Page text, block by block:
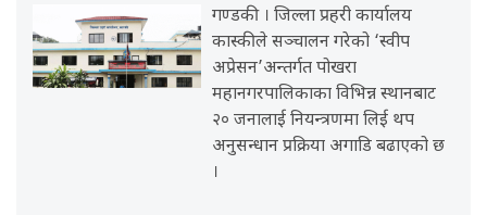
गण्डकी । जिल्ला प्रहरी कार्यालय
कास्कीले सञ्चालन गरेको ‘स्वीप
अप्रेसन’अन्तर्गत पोखरा
महानगरपालिकाका विभिन्न स्थानबाट
२० जनालाई नियन्त्रणमा लिई थप
अनुसन्धान प्रक्रिया अगाडि बढाएको छ
।